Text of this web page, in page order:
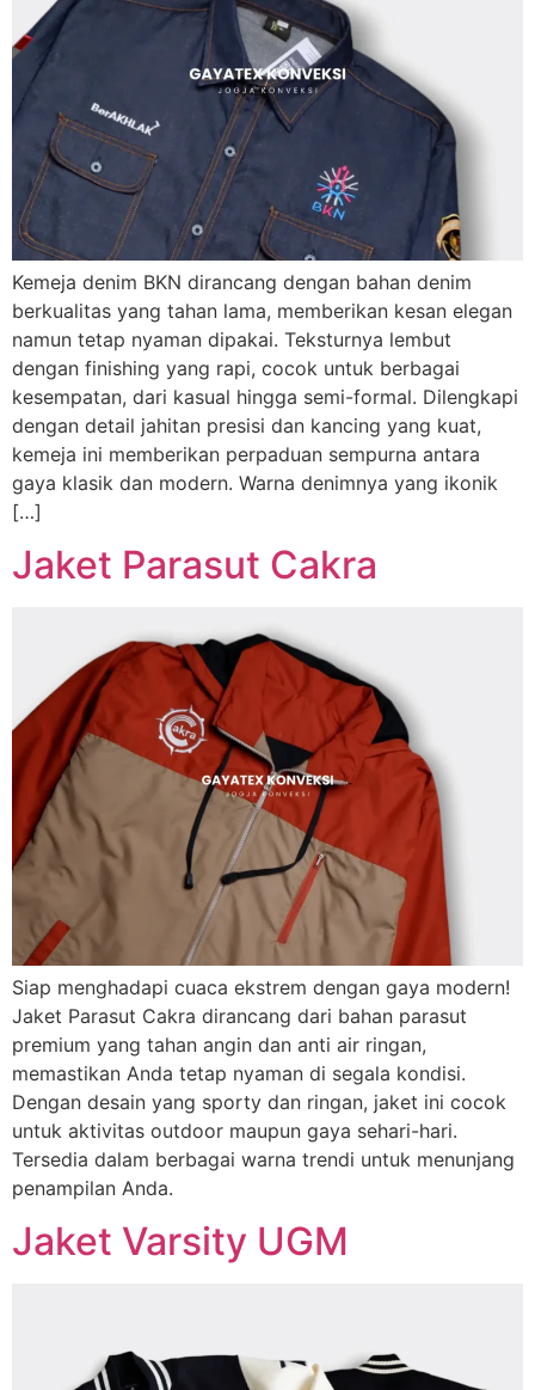
Kemeja denim BKN dirancang dengan bahan denim
berkualitas yang tahan lama, memberikan kesan elegan
namun tetap nyaman dipakai. Teksturnya lembut
dengan finishing yang rapi, cocok untuk berbagai
kesempatan, dari kasual hingga semi-formal. Dilengkapi
dengan detail jahitan presisi dan kancing yang kuat,
kemeja ini memberikan perpaduan sempurna antara
gaya klasik dan modern. Warna denimnya yang ikonik
[…]
Jaket Parasut Cakra
Siap menghadapi cuaca ekstrem dengan gaya modern!
Jaket Parasut Cakra dirancang dari bahan parasut
premium yang tahan angin dan anti air ringan,
memastikan Anda tetap nyaman di segala kondisi.
Dengan desain yang sporty dan ringan, jaket ini cocok
untuk aktivitas outdoor maupun gaya sehari-hari.
Tersedia dalam berbagai warna trendi untuk menunjang
penampilan Anda.
Jaket Varsity UGM